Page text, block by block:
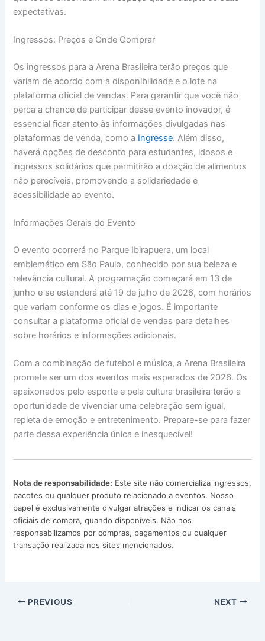
expectativas.
Ingressos: Preços e Onde Comprar
Os ingressos para a Arena Brasileira terão preços que
variam de acordo com a disponibilidade e o lote na
plataforma oficial de vendas. Para garantir que você não
perca a chance de participar desse evento inovador, é
essencial ficar atento às informações divulgadas nas
plataformas de venda, como a Ingresse. Além disso,
haverá opções de desconto para estudantes, idosos e
ingressos solidários que permitirão a doação de alimentos
não perecíveis, promovendo a solidariedade e
acessibilidade ao evento.
Informações Gerais do Evento
O evento ocorrerá no Parque Ibirapuera, um local
emblemático em São Paulo, conhecido por sua beleza e
relevância cultural. A programação começará em 13 de
junho e se estenderá até 19 de julho de 2026, com horários
que variam conforme os dias e jogos. É importante
consultar a plataforma oficial de vendas para detalhes
sobre horários e informações adicionais.
Com a combinação de futebol e música, a Arena Brasileira
promete ser um dos eventos mais esperados de 2026. Os
apaixonados pelo esporte e pela cultura brasileira terão a
oportunidade de vivenciar uma celebração sem igual,
repleta de emoção e entretenimento. Prepare-se para fazer
parte dessa experiência única e inesquecível!
Nota de responsabilidade: Este site não comercializa ingressos,
pacotes ou qualquer produto relacionado a eventos. Nosso
papel é exclusivamente divulgar atrações e indicar os canais
oficiais de compra, quando disponíveis. Não nos
responsabilizamos por compras, pagamentos ou qualquer
transação realizada nos sites mencionados.
PREVIOUS NEXT